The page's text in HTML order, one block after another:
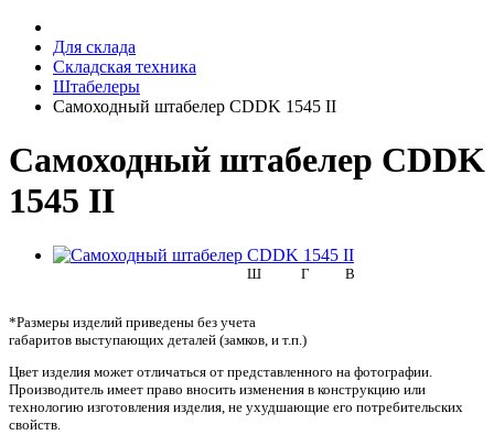
Для склада
Складская техника
Штабелеры
Самоходный штабелер CDDK 1545 II
Самоходный штабелер CDDK
1545 II
Ш В
Г
*Размеры изделий приведены без учета
габаритов выступающих деталей (замков, и т.п.)
Цвет изделия может отличаться от представленного на фотографии.
Производитель имеет право вносить изменения в конструкцию или
технологию изготовления изделия, не ухудшающие его потребительских
свойств.